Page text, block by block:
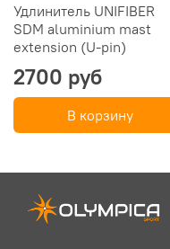
Удлинитель UNIFIBER
SDM aluminium mast
extension (U-pin)
2700 руб
В корзину